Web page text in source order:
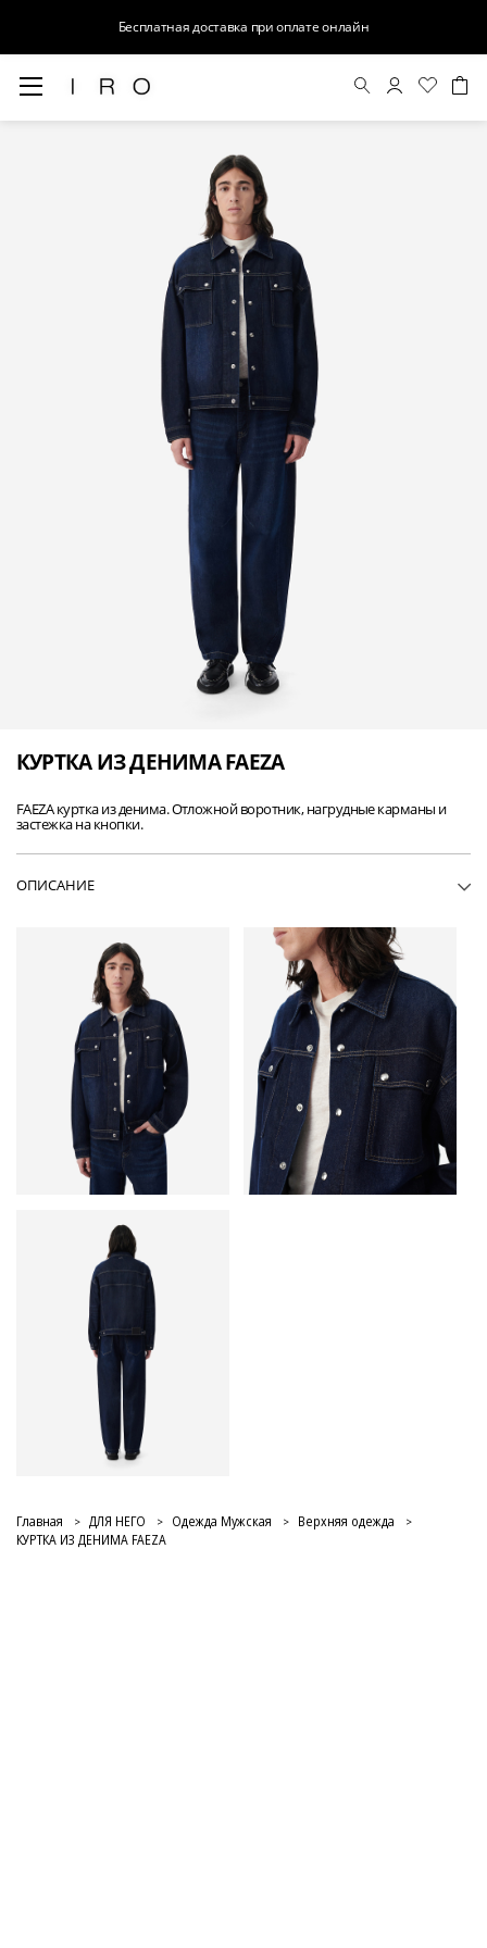
Бесплатная доставка при оплате онлайн
КУРТКА ИЗ ДЕНИМА FAEZA
FAEZA куртка из денима. Отложной воротник, нагрудные карманы и
застежка на кнопки.
ОПИСАНИЕ
• Куртка из денима
• Отложной воротник
• Нагрудные карманы
• Застежка на кнопки
• Рукава с манжетами
• Основной материал: 100% хлопок
• Сделано в Турции
Главная ДЛЯ НЕГО Одежда Мужская
Верхняя одежда
КУРТКА ИЗ ДЕНИМА FAEZA